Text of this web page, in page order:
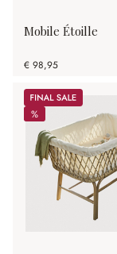
Mobile Étoille
€ 98,95
Sale
%
%